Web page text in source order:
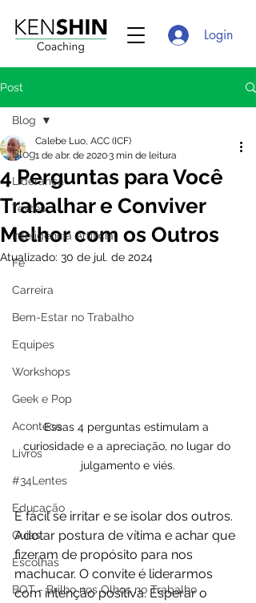
Login
Post
Blog
Liderança
Testes
Inteligência Artificial
Fé
Carreira
Bem-Estar no Trabalho
Equipes
Workshops
Geek e Pop
Acontece
Livros
#34Lentes
Educação
Guias
Escolhas
BOT - Brilho nos Olhos no Trabalho
Blog
4 Perguntas para Você
Trabalhar e Conviver
Melhor com os Outros
Calebe Luo, ACC (ICF)
1 de abr. de 20203 min de leitura
Atualizado: 30 de jul. de 2024
Essas 4 perguntas estimulam a
curiosidade e a apreciação, no lugar do
julgamento e viés.
É fácil se irritar e se isolar dos outros.
Adotar postura de vítima e achar que
fizeram de propósito para nos
machucar. O convite é liderarmos
com intenção positiva. Esperar o